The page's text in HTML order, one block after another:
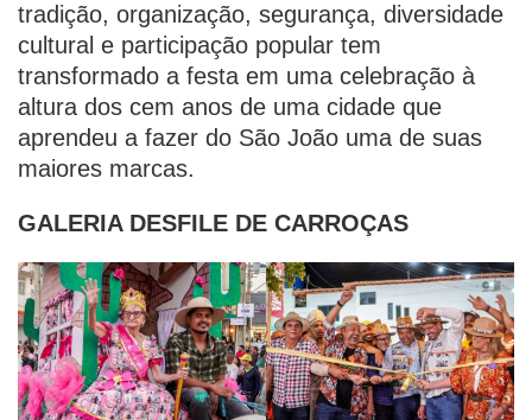
tradição, organização, segurança, diversidade
cultural e participação popular tem
transformado a festa em uma celebração à
altura dos cem anos de uma cidade que
aprendeu a fazer do São João uma de suas
maiores marcas.
GALERIA DESFILE DE CARROÇAS